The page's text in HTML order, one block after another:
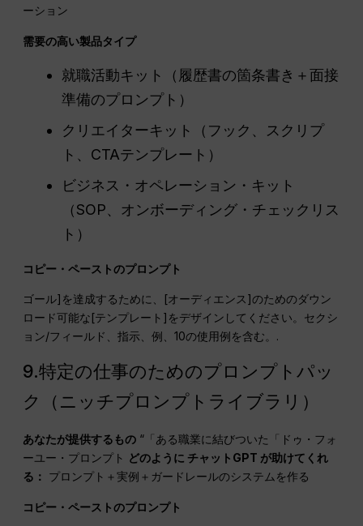
ーション
需要の高い製品タイプ
就職活動キット（履歴書の箇条書き＋面接
準備のプロンプト）
クリエイターキット（フック、スクリプ
ト、CTAテンプレート）
ビジネス・オペレーション・キット
（SOP、オンボーディング・チェックリス
ト）
コピー・ペーストのプロンプト
ゴール]を達成するために、[オーディエンス]のためのダウン
ロード可能な[テンプレート]をデザインしてください。セクシ
ョン/フィールド、指示、例、10の使用例を含む。.
9.特定の仕事のためのプロンプトパッ
ク（ニッチプロンプトライブラリ）
あなたが提供するもの “「ある職業に結びついた「ドゥ・フォ
ーユー・プロンプト どのように チャットGPT が助けてくれ
る： プロンプト＋実例＋ガードレールのシステムを作る
コピー・ペーストのプロンプト